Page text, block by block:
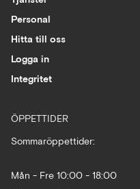
Personal
Hitta till oss
Logga in
Integritet
ÖPPETTIDER
Sommaröppettider:
Mån - Fre 10:00 - 18:00